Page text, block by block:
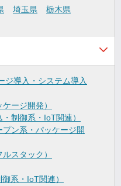
埼玉県
栃木県
ジ導入・システム導入
ージ開発）
制御系・IoT関連）
ン系・パッケージ開
スタック）
系・IoT関連）